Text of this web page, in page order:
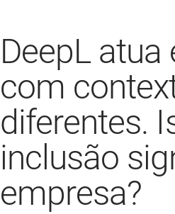
DeepL
com
diferentes.
inclusão
empresa?